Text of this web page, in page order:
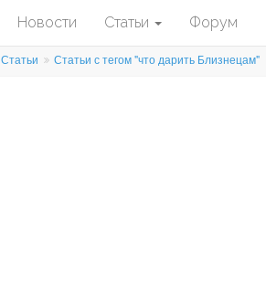
Новости Статьи Форум
Статьи Статьи с тегом "что дарить Близнецам"